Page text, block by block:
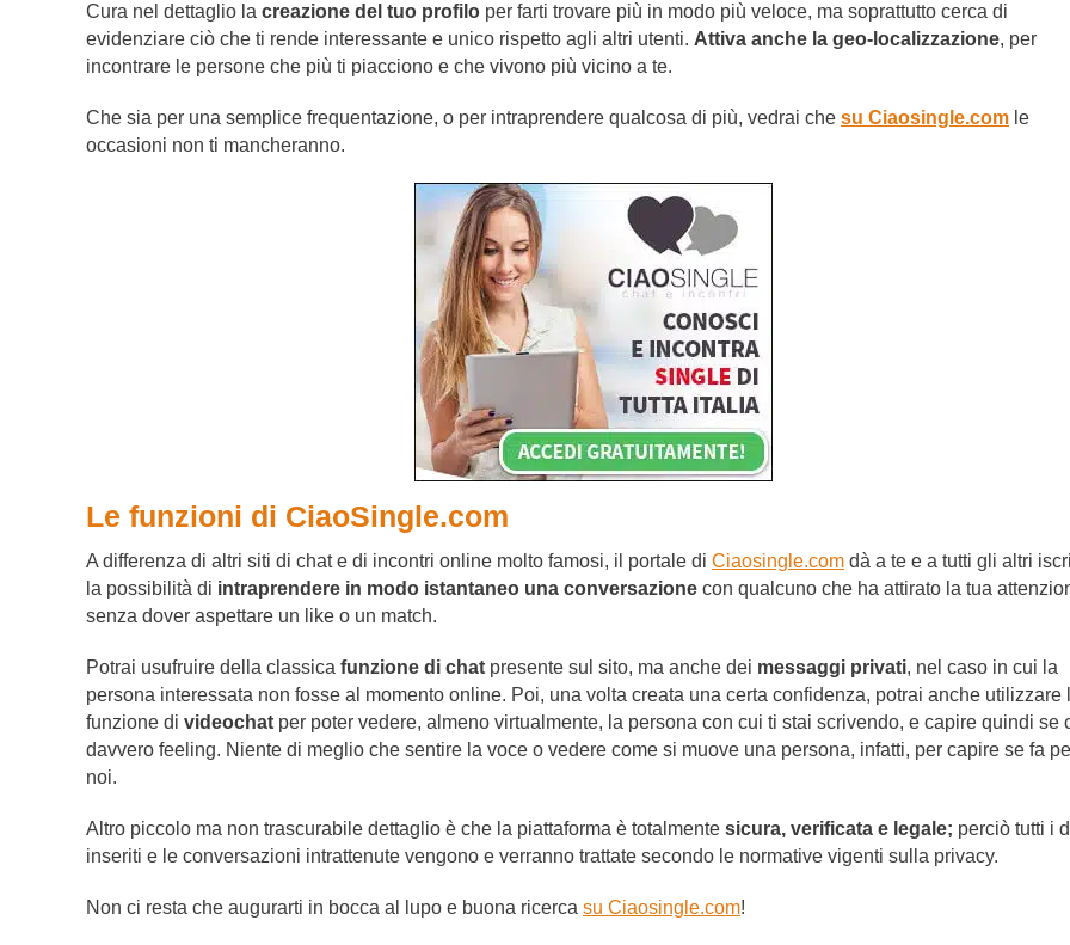
Cura nel dettaglio la creazione del tuo profilo per farti trovare più in modo più veloce, ma soprattutto cerca di
evidenziare ciò che ti rende interessante e unico rispetto agli altri utenti. Attiva anche la geo-localizzazione, per
incontrare le persone che più ti piacciono e che vivono più vicino a te.
Che sia per una semplice frequentazione, o per intraprendere qualcosa di più, vedrai che su Ciaosingle.com le
occasioni non ti mancheranno.
Le funzioni di CiaoSingle.com
A differenza di altri siti di chat e di incontri online molto famosi, il portale di Ciaosingle.com dà a te e a tutti gli altri
la possibilità di intraprendere in modo istantaneo una conversazione con qualcuno che ha attirato la tua
senza dover aspettare un like o un match.
Potrai usufruire della classica funzione di chat presente sul sito, ma anche dei messaggi privati, nel caso in cui la
persona interessata non fosse al momento online. Poi, una volta creata una certa confidenza, potrai anche utilizzare
funzione di videochat per poter vedere, almeno virtualmente, la persona con cui ti stai scrivendo, e capire quindi se
davvero feeling. Niente di meglio che sentire la voce o vedere come si muove una persona, infatti, per capire se fa
noi.
Altro piccolo ma non trascurabile dettaglio è che la piattaforma è totalmente sicura, verificata e legale; perciò tutti i
inseriti e le conversazioni intrattenute vengono e verranno trattate secondo le normative vigenti sulla privacy.
Non ci resta che augurarti in bocca al lupo e buona ricerca su Ciaosingle.com!